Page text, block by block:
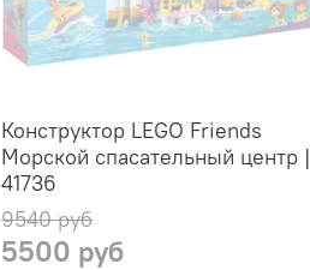
Конструктор LEGO Friends
Морской спасательный центр |
41736
9540 руб
5500 руб